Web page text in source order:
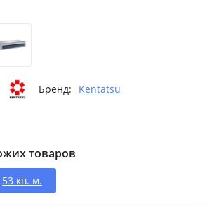
Бренд: Kentatsu
товаров
53 кв. м.